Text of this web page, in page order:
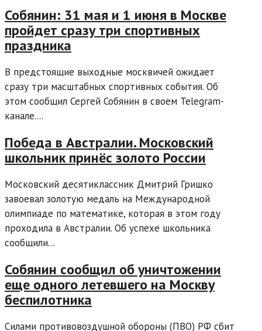
Собянин: 31 мая и 1 июня в Москве
пройдет сразу три спортивных
праздника
В предстоящие выходные москвичей ожидает
сразу три масштабных спортивных события. Об
этом сообщил Сергей Собянин в своем Telegram-
канале....
Победа в Австралии. Московский
школьник принёс золото России
Московский десятиклассник Дмитрий Гришко
завоевал золотую медаль на Международной
олимпиаде по математике, которая в этом году
проходила в Австралии. Об успехе школьника
сообщили...
Собянин сообщил об уничтожении
еще одного летевшего на Москву
беспилотника
Силами противовоздушной обороны (ПВО) РФ сбит